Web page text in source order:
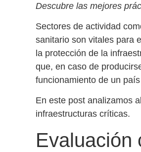
Descubre las mejores
Sectores de actividad
sanitario son vitales para
la protección de la
que, en caso de
funcionamiento de un
En este post analizamos
infraestructuras críticas.
Evaluación